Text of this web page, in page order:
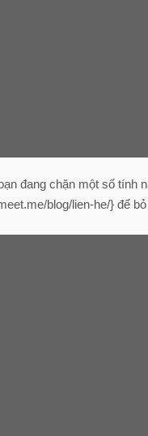
đang chặn một số tính
blog/lien-he/} để